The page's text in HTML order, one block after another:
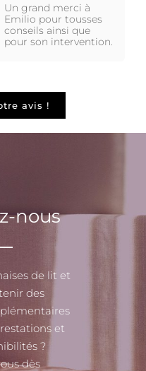
Un grand merci à
Emilio pour tousses
conseils ainsi que
pour son intervention.
avis !
nous
de lit et
des
et
?
dès